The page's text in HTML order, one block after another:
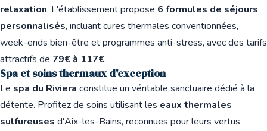
relaxation. L'établissement propose 6 formules de séjours
personnalisés, incluant cures thermales conventionnées,
week-ends bien-être et programmes anti-stress, avec des tarifs
attractifs de 79€ à 117€.
Spa et soins thermaux d'exception
Le spa du Riviera constitue un véritable sanctuaire dédié à la
détente. Profitez de soins utilisant les eaux thermales
sulfureuses d'Aix-les-Bains, reconnues pour leurs vertus